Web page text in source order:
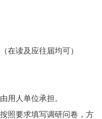
在读及应往届均可）
用人单位承担。
照要求填写调研问卷，方